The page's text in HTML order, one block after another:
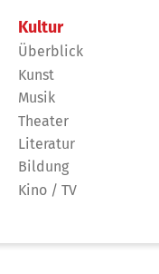
Kultur
Überblick
Kunst
Musik
Theater
Literatur
Bildung
Kino / TV